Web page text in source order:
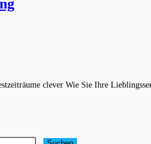
clever Wie Sie Ihre